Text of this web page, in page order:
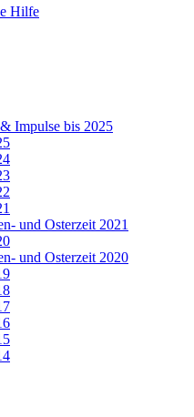
Hilfe
Impulse bis 2025
und Osterzeit 2021
und Osterzeit 2020